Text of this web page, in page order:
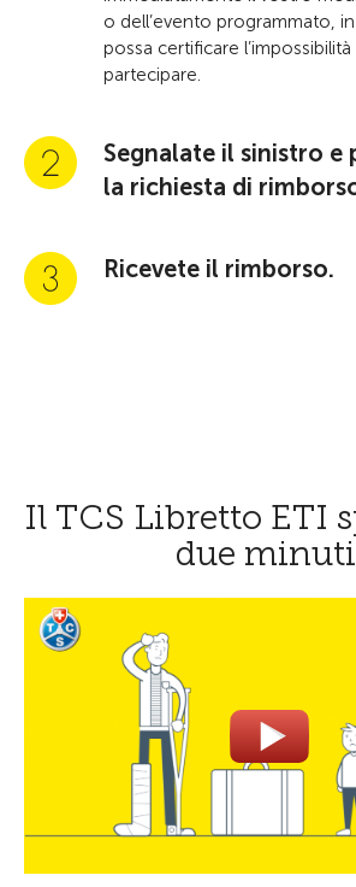
o dell’evento programmato,
possa certificare
partecipare.
Segnalate il sinistro e
la richiesta di
Ricevete il rimborso.
Il TCS Libretto ETI
due